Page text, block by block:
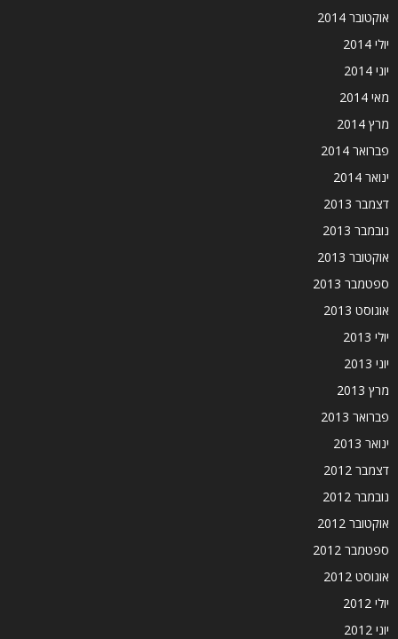
אוקטובר 2014
יולי 2014
יוני 2014
מאי 2014
מרץ 2014
פברואר 2014
ינואר 2014
דצמבר 2013
נובמבר 2013
אוקטובר 2013
ספטמבר 2013
אוגוסט 2013
יולי 2013
יוני 2013
מרץ 2013
פברואר 2013
ינואר 2013
דצמבר 2012
נובמבר 2012
אוקטובר 2012
ספטמבר 2012
אוגוסט 2012
יולי 2012
יוני 2012